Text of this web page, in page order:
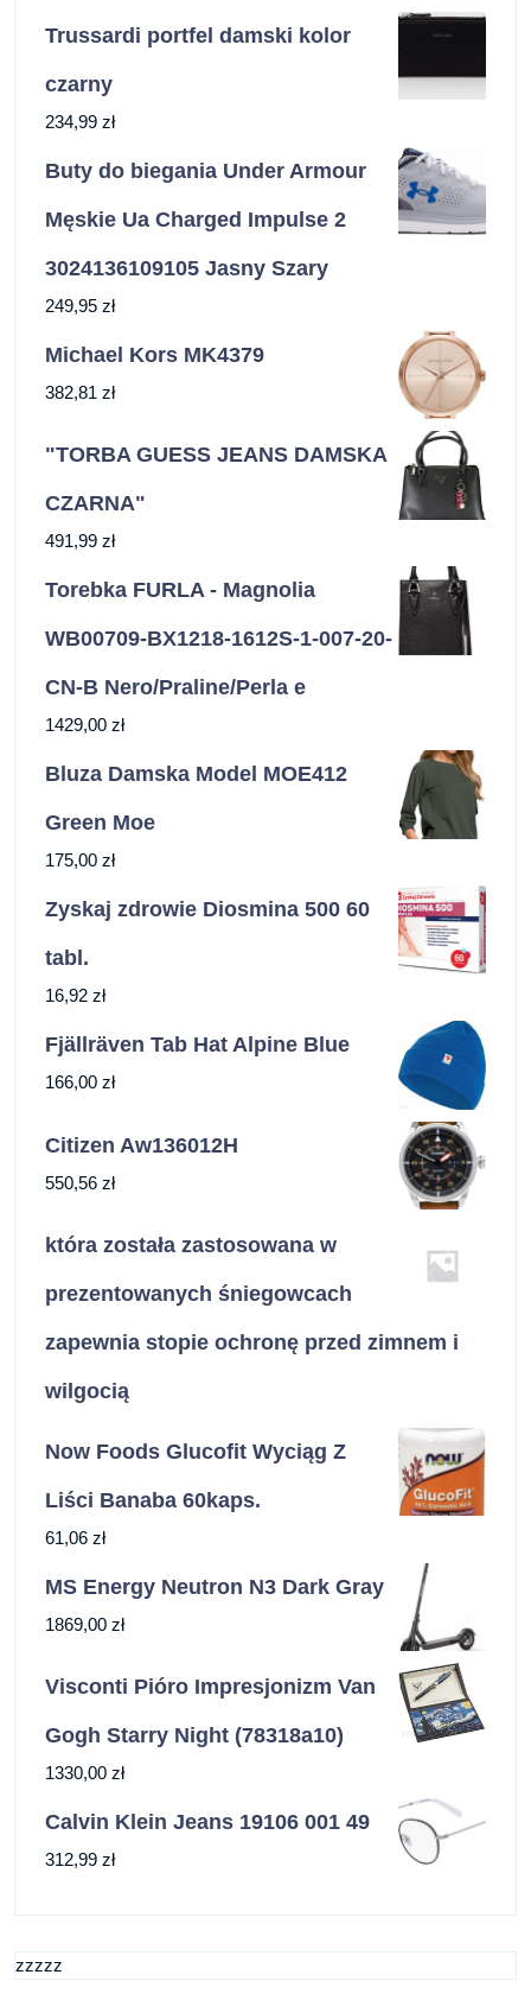
Trussardi portfel damski kolor
czarny
234,99 zł
Buty do biegania Under Armour
Męskie Ua Charged Impulse 2
3024136109105 Jasny Szary
249,95 zł
Michael Kors MK4379
382,81 zł
"TORBA GUESS JEANS DAMSKA
CZARNA"
491,99 zł
Torebka FURLA - Magnolia
WB00709-BX1218-1612S-1-007-20-
CN-B Nero/Praline/Perla e
1429,00 zł
Bluza Damska Model MOE412
Green Moe
175,00 zł
Zyskaj zdrowie Diosmina 500 60
tabl.
16,92 zł
Fjällräven Tab Hat Alpine Blue
166,00 zł
Citizen Aw136012H
550,56 zł
która została zastosowana w
prezentowanych śniegowcach
zapewnia stopie ochronę przed zimnem i
wilgocią
Now Foods Glucofit Wyciąg Z
Liści Banaba 60kaps.
61,06 zł
MS Energy Neutron N3 Dark Gray
1869,00 zł
Visconti Pióro Impresjonizm Van
Gogh Starry Night (78318a10)
1330,00 zł
Calvin Klein Jeans 19106 001 49
312,99 zł
zzzzz